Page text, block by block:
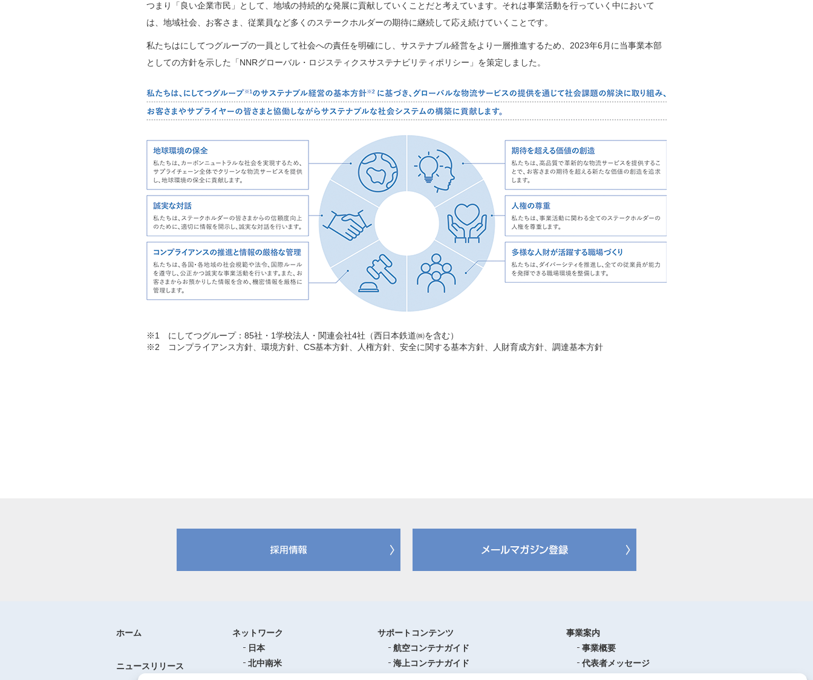
つまり「良い企業市民」として、地域の持続的な発展に貢献していくことだと考えています。それは事業活動を行っていく中において
は、地域社会、お客さま、従業員など多くのステークホルダーの期待に継続して応え続けていくことです。
私たちはにしてつグループの一員として社会への責任を明確にし、サステナブル経営をより一層推進するため、2023年6月に当事業本部
としての方針を示した「NNRグローバル・ロジスティクスサステナビリティポリシー」を策定しました。
※1 にしてつグループ：85社・1学校法人・関連会社4社（西日本鉄道㈱を含む）
※2 コンプライアンス方針、環境方針、CS基本方針、人権方針、安全に関する基本方針、人財育成方針、調達基本方針
ホーム
ニュースリリース
ネットワーク
日本
北中南米
サポートコンテンツ
航空コンテナガイド
海上コンテナガイド
事業案内
事業概要
代表者メッセージ